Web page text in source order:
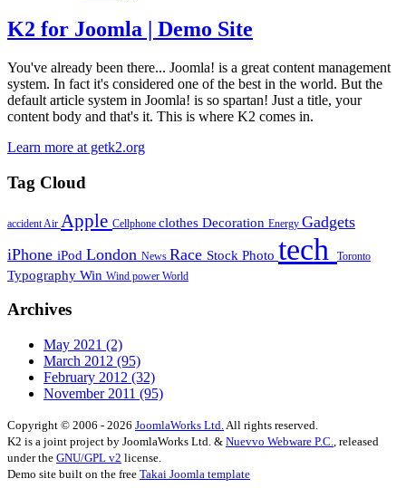
K2 for Joomla | Demo Site
You've already been there... Joomla! is a great content management
system. In fact it's considered one of the best in the world. But the
default article system in Joomla! is so spartan! Just a title, your
content body and that's it. This is where K2 comes in.
Learn more at getk2.org
Tag Cloud
accident Air Apple Cellphone clothes Decoration Energy Gadgets
iPhone iPod London News Race Stock Photo tech Toronto
Typography Win Wind power World
Archives
May 2021 (2)
March 2012 (95)
February 2012 (32)
November 2011 (95)
Copyright © 2006 - 2026 JoomlaWorks Ltd.All rights reserved.
K2 is a joint project by JoomlaWorks Ltd. & Nuevvo Webware P.C., released
under the GNU/GPL v2 license.
Demo site built on the free Takai Joomla template